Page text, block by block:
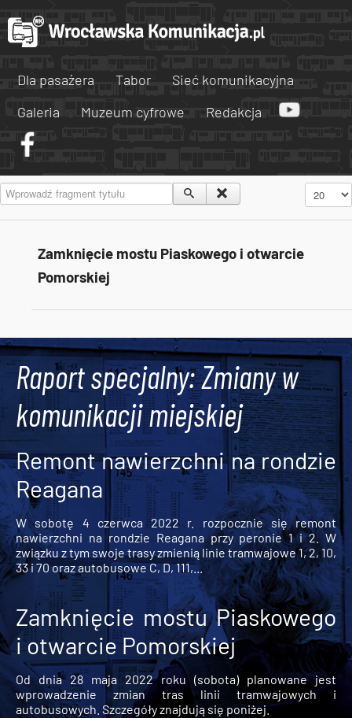
Dla pasażera Tabor
Sieć komunikacyjna
Galeria
Muzeum cyfrowe Redakcja
Wprowadź fragment tytułu Pokaż #
Zamknięcie mostu Piaskowego i otwarcie
Pomorskiej
Raport specjalny: Zmiany w
komunikacji miejskiej
Remont nawierzchni na rondzie
Reagana
W sobotę 4 czerwca 2022 r. rozpocznie się remont
nawierzchni na rondzie Reagana przy peronie 1 i 2. W
związku z tym swoje trasy zmienią linie tramwajowe 1, 2, 10,
33 i 70 oraz autobusowe C, D, 111,...
Zamknięcie mostu Piaskowego
i otwarcie Pomorskiej
Od dnia 28 maja 2022 roku (sobota) planowane jest
wprowadzenie zmian tras linii tramwajowych i
autobusowych. Szczegóły znajdują się poniżej.